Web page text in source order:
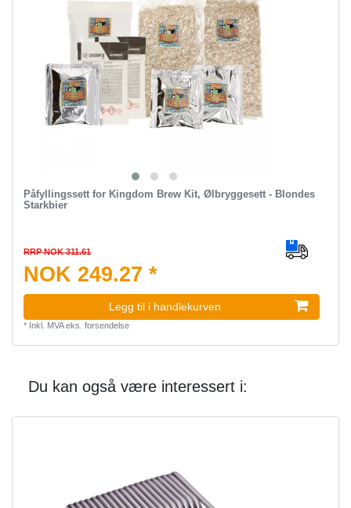
Påfyllingssett for Kingdom Brew Kit, Ølbryggesett - Blondes
Starkbier
RRP NOK 311.61
NOK 249.27 *
Legg til i handlekurven
* Inkl. MVAeks. forsendelse
Du kan også være interessert i: